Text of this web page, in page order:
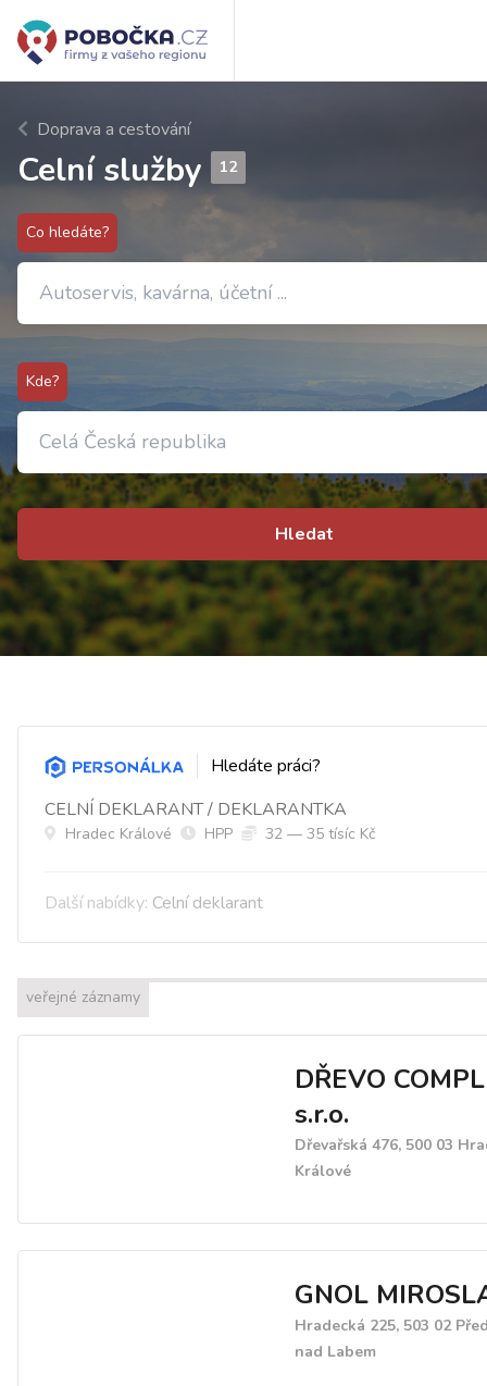
Doprava a cestování
Celní služby 12
Co hledáte?
Kde?
Hledat
Hledáte práci?
CELNÍ DEKLARANT / DEKLARANTKA
Hradec Králové HPP 32 — 35 tísíc Kč
Další nabídky: Celní deklarant
veřejné záznamy
DŘEVO
s.r.o.
Dřevařská 476, 500 03
Králové
GNOL
Hradecká 225, 503 02
nad Labem